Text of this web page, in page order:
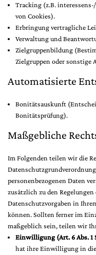
Tracking (z.B.
von Cookies).
Erbringung vertragliche
Verwaltung und
Zielgruppenbildung
Zielgruppen oder sonstige
Automatisierte
Bonitätsauskunft
Bonitätsprüfung).
Maßgebliche
Im Folgenden teilen wir die
personenbezogenen Daten
zusätzlich zu den
Datenschutzvorgaben in
können. Sollten ferner im
maßgeblich sein, teilen wir
Einwilligung (Art. 6 Abs. 1
hat ihre Einwilligung in die